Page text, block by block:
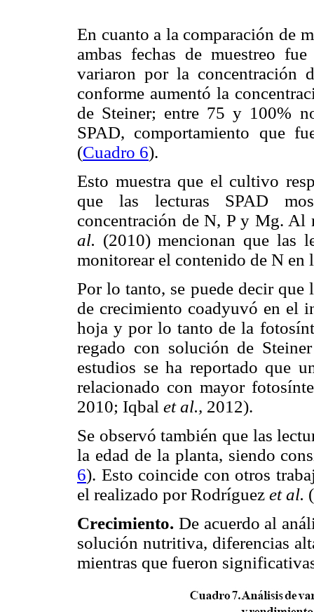
En cuanto a la comparación de
ambas fechas de muestreo
variaron por la concentración
conforme aumentó la
de Steiner; entre 75 y 100%
SPAD, comportamiento que
(Cuadro 6).
Esto muestra que el cultivo
que las lecturas SPAD
concentración de N, P y Mg. Al
al. (2010) mencionan que las
monitorear el contenido de N en
Por lo tanto, se puede decir que
de crecimiento coadyuvó en el
hoja y por lo tanto de la
regado con solución de
estudios se ha reportado que
relacionado con mayor
2010; Iqbal et al., 2012).
Se observó también que las
la edad de la planta, siendo
6). Esto coincide con otros
el realizado por Rodríguez et al.
Crecimiento. De acuerdo al
solución nutritiva, diferencias
mientras que fueron